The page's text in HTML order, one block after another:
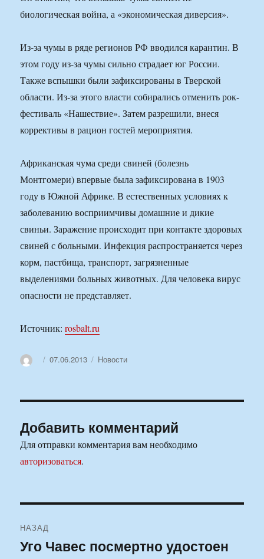
биологическая война, а «экономическая диверсия».
Из-за чумы в ряде регионов РФ вводился карантин. В
этом году из-за чумы сильно страдает юг России.
Также вспышки были зафиксированы в Тверской
области. Из-за этого власти собирались отменить рок-
фестиваль «Нашествие». Затем разрешили, внеся
коррективы в рацион гостей мероприятия.
Африканская чума среди свиней (болезнь
Монтгомери) впервые была зафиксирована в 1903
году в Южной Африке. В естественных условиях к
заболеванию восприимчивы домашние и дикие
свиньи. Заражение происходит при контакте здоровых
свиней с больными. Инфекция распространяется через
корм, пастбища, транспорт, загрязненные
выделениями больных животных. Для человека вирус
опасности не представляет.
Источник:rosbalt.ru
АвторОпубликовано
07.06.2013 Рубрики
Новости
Добавить комментарий
Для отправки комментария вам необходимо
авторизоваться.
по
НАЗАД
Предыдущая
Уго Чавес посмертно удостоен